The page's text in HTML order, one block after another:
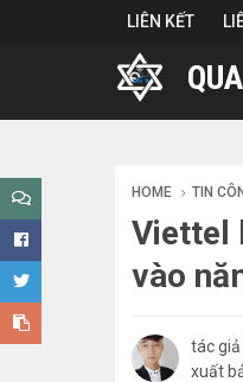
LIÊN KẾT
HOME TIN
Viettel
vào
tác giả
xuất